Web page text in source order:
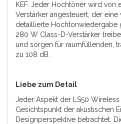
KEF. Jeder Hochtöner wird von
Verstärker angesteuert, der
detaillierte Hochtonwiedergabe
280 W Class-D-Verstärker
und sorgen für raumfüllenden,
zu 108 dB.
Liebe zum Detail
Jeder Aspekt der LS50
Gesichtspunkt der akustischen
Designperspektive betrachtet.